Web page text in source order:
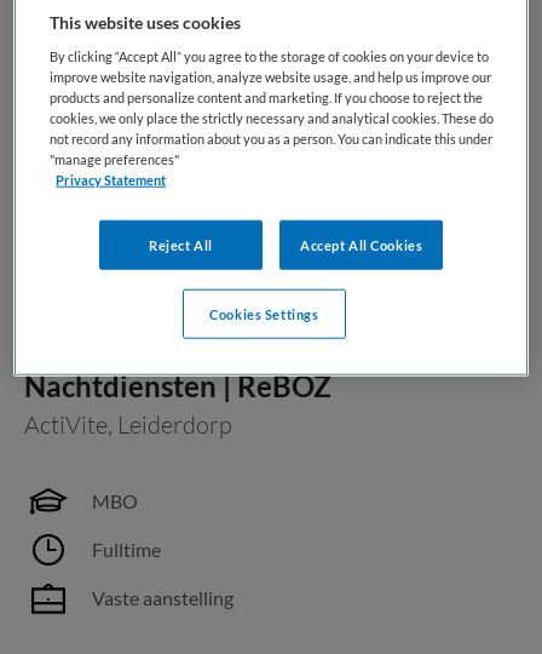
Verpleegkunde (1774)
Zorgmanagement (343)
Meest recente vacatures op Medische
banenbank | Werk(t) in zorg en welzijn
Ambulant Verpleegkundige |
Nachtdiensten | ReBOZ
ActiVite, Leiderdorp
MBO
Fulltime
Vaste aanstelling
This website uses cookies
By clicking “Accept All” you agree to the storage of cookies on your device to
improve website navigation, analyze website usage, and help us improve our
products and personalize content and marketing. If you choose to reject the
cookies, we only place the strictly necessary and analytical cookies. These do
not record any information about you as a person. You can indicate this under
"manage preferences"
Privacy Statement
Reject All Accept All Cookies
Cookies Settings